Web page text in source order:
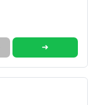
➜